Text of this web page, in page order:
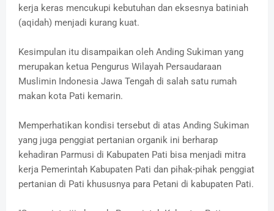
kerja keras mencukupi kebutuhan dan eksesnya batiniah
(aqidah) menjadi kurang kuat.
Kesimpulan itu disampaikan oleh Anding Sukiman yang
merupakan ketua Pengurus Wilayah Persaudaraan
Muslimin Indonesia Jawa Tengah di salah satu rumah
makan kota Pati kemarin.
Memperhatikan kondisi tersebut di atas Anding Sukiman
yang juga penggiat pertanian organik ini berharap
kehadiran Parmusi di Kabupaten Pati bisa menjadi mitra
kerja Pemerintah Kabupaten Pati dan pihak-pihak penggiat
pertanian di Pati khususnya para Petani di kabupaten Pati.